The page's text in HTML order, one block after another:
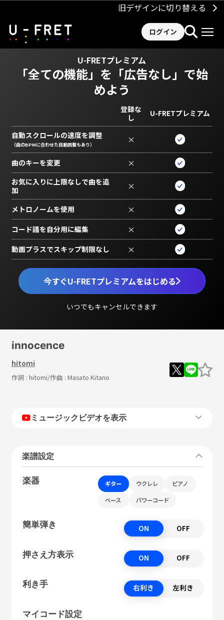
旧デザインに切り替える
ログイン
U-FRETプレミアム
「全ての機能」を 「広告なし」で始
めよう
今すぐU-FRETプレミアムをはじめる
いつでもキャンセルできます
登録な
し
U-FRETプレミアム
自動スクロールの速度を調整
（曲のBPMに合わせた自動調整もあり） ×
曲のキーを変更 ×
お気に入りに上限なしで曲を追
加
×
メトロノームを使用 ×
コード譜を自分用に編集 ×
動画プラスでスキップ制限なし ×
innocence
hitomi
作詞 : hitomi/作曲 : Masato Kitano
ミュージックビデオを表示
楽譜設定
楽器 ギター ウクレレ ピアノ
ベース パワーコード
簡単弾き ON OFF
押さえ方表示 ON OFF
利き手 右利き 左利き
マイコード設定